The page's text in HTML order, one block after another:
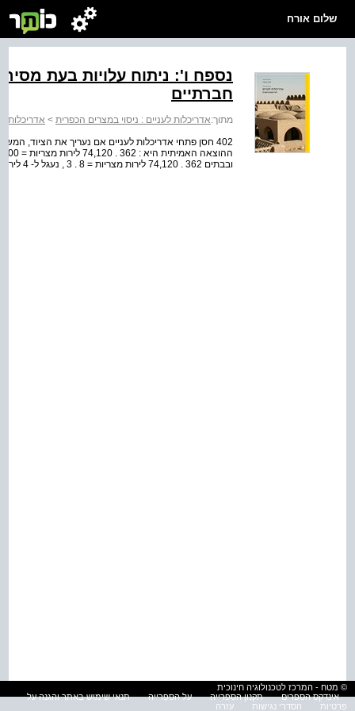
שלום אורח
נספח ו': ניתוח עלויות בעת
חברתיים
מתוך:אדריכלות לעניים : ניסוי במצרים הכפרית > אדריכלות
ובבתים 362 . 74,120 לירות מצריות = 8 . 3 , נעגל ל- 4 לירות מצריות . 900 . 19,301 לירות מצריות
© מטח - המרכז לטכנולוגיה חינוכית
אינדקס הספרים
תקנון הספרייה על הספרייה
תנאי שימוש באתר והגנה על
פרטיות
הסדרי נגישות עזרה